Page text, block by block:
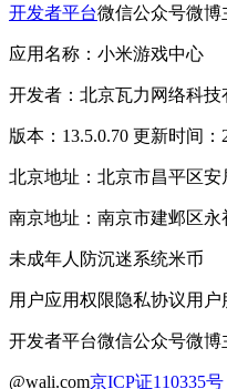
开发者平台微信公众号微博
应用名称：小米游戏中心
开发者：北京瓦力网络科技
版本：13.5.0.70 更新时间：
北京地址：北京市昌平区安
南京地址：南京市建邺区永
未成年人防沉迷系统米币
用户应用权限隐私协议用户
开发者平台微信公众号微博
@wali.com京ICP证110335号